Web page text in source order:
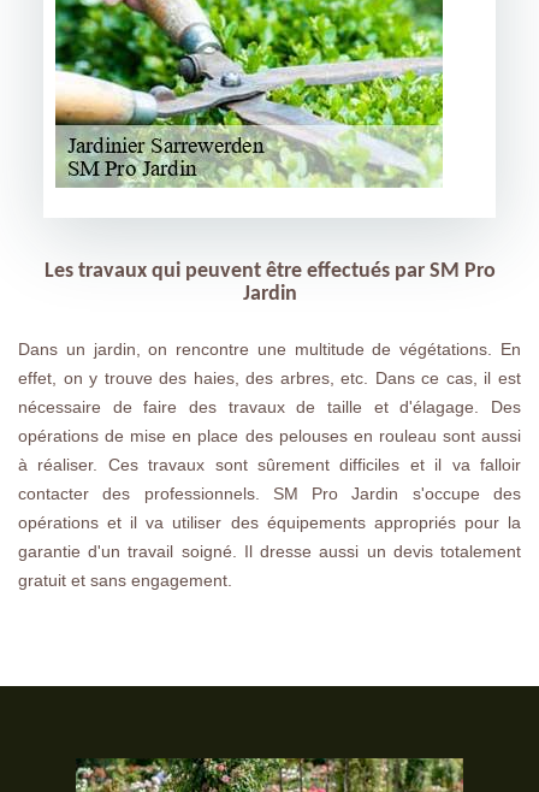
Les travaux qui peuvent être effectués par SM Pro
Jardin
Dans un jardin, on rencontre une multitude de végétations. En
effet, on y trouve des haies, des arbres, etc. Dans ce cas, il est
nécessaire de faire des travaux de taille et d'élagage. Des
opérations de mise en place des pelouses en rouleau sont aussi
à réaliser. Ces travaux sont sûrement difficiles et il va falloir
contacter des professionnels. SM Pro Jardin s'occupe des
opérations et il va utiliser des équipements appropriés pour la
garantie d'un travail soigné. Il dresse aussi un devis totalement
gratuit et sans engagement.